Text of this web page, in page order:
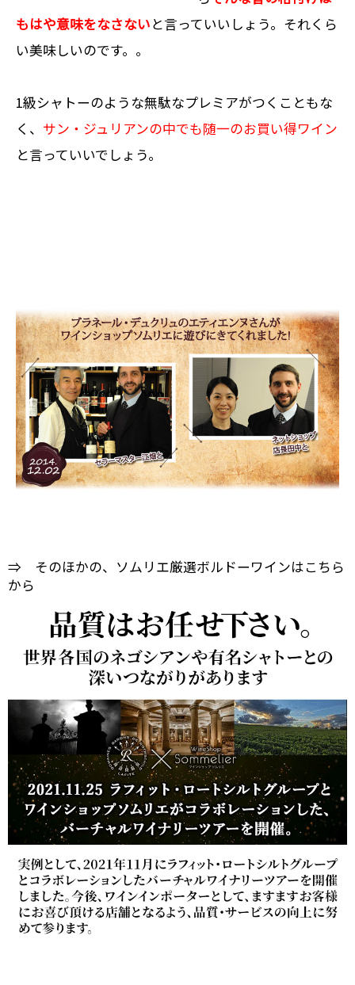
もはや意味をなさないと言っていいしょう。それくら
い美味しいのです。。
1級シャトーのような無駄なプレミアがつくこともな
く、 サン・ジュリアンの中でも随一のお買い得ワイン
と言っていいでしょう。
⇒ そのほかの、ソムリエ厳選ボルドーワインはこちら
から